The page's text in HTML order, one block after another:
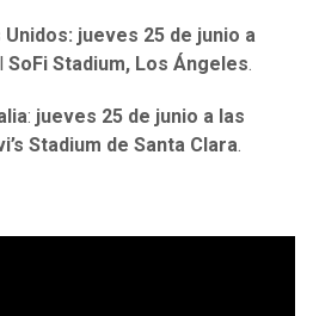
jueves 25 de junio a
SoFi Stadium, Los Ángeles.
: jueves 25 de junio a las
Stadium de Santa Clara.